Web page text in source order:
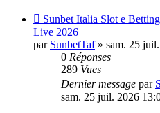
Nouveau
message
Sunbet Italia Slot e
Live 2026
par SunbetTaf» sam. 25
0 Réponses
289 Vues
Dernier message par
sam. 25 juil. 2026